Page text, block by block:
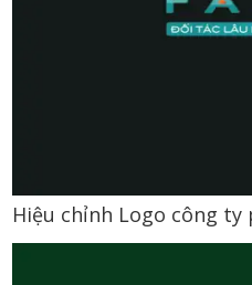
Hiệu chỉnh Logo công ty